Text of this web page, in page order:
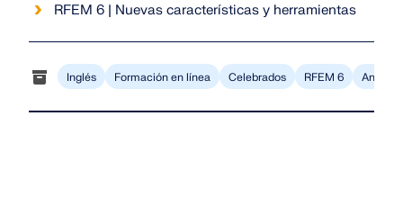
RFEM 6 | Nuevas características y herramientas
Inglés Formación en línea Celebrados RFEM 6